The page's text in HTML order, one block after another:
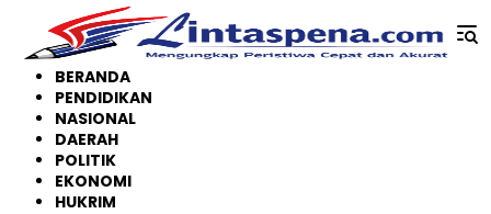
konten
BERANDA
PENDIDIKAN
NASIONAL
DAERAH
POLITIK
EKONOMI
HUKRIM